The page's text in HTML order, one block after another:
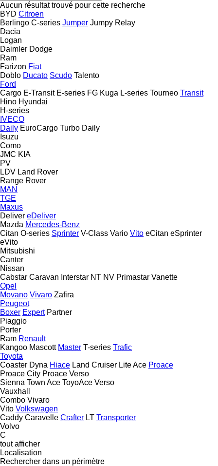
Aucun résultat trouvé pour cette recherche
BYD Citroen
Berlingo C-series Jumper Jumpy Relay
Dacia
Logan
Daimler Dodge
Ram
Farizon Fiat
Doblo Ducato Scudo Talento
Ford
Cargo E-Transit E-series FG Kuga L-series Tourneo Transit
Hino Hyundai
H-series
IVECO
Daily EuroCargo Turbo Daily
Isuzu
Como
JMC KIA
PV
LDV Land Rover
Range Rover
MAN
TGE
Maxus
Deliver eDeliver
Mazda Mercedes-Benz
Citan O-series Sprinter V-Class Vario Vito eCitan eSprinter
eVito
Mitsubishi
Canter
Nissan
Cabstar Caravan Interstar NT NV Primastar Vanette
Opel
Movano Vivaro Zafira
Peugeot
Boxer Expert Partner
Piaggio
Porter
Ram Renault
Kangoo Mascott Master T-series Trafic
Toyota
Coaster Dyna Hiace Land Cruiser Lite Ace Proace
Proace City Proace Verso
Sienna Town Ace ToyoAce Verso
Vauxhall
Combo Vivaro
Vito Volkswagen
Caddy Caravelle Crafter LT Transporter
Volvo
C
tout afficher
Localisation
Rechercher dans un périmètre